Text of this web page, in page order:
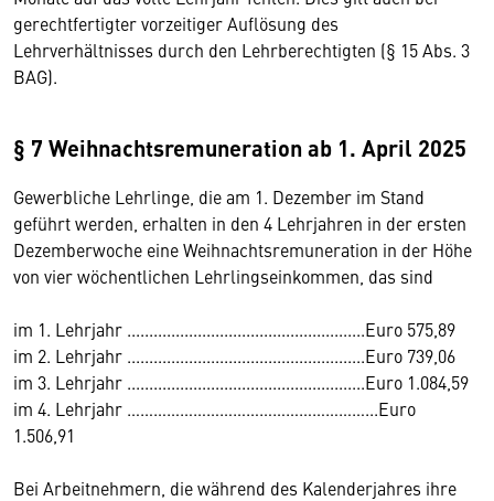
gerechtfertigter vorzeitiger Auflösung des
Lehrverhältnisses durch den Lehrberechtigten (§ 15 Abs. 3
BAG).
§ 7 Weihnachtsremuneration ab 1. April 2025
Gewerbliche Lehrlinge, die am 1. Dezember im Stand
geführt werden, erhalten in den 4 Lehrjahren in der ersten
Dezemberwoche eine Weihnachtsremuneration in der Höhe
von vier wöchentlichen Lehrlingseinkommen, das sind
im 1. Lehrjahr ......................................................Euro 575,89
im 2. Lehrjahr ......................................................Euro 739,06
im 3. Lehrjahr ......................................................Euro 1.084,59
im 4. Lehrjahr ………………………………………………...Euro
1.506,91
Bei Arbeitnehmern, die während des Kalenderjahres ihre